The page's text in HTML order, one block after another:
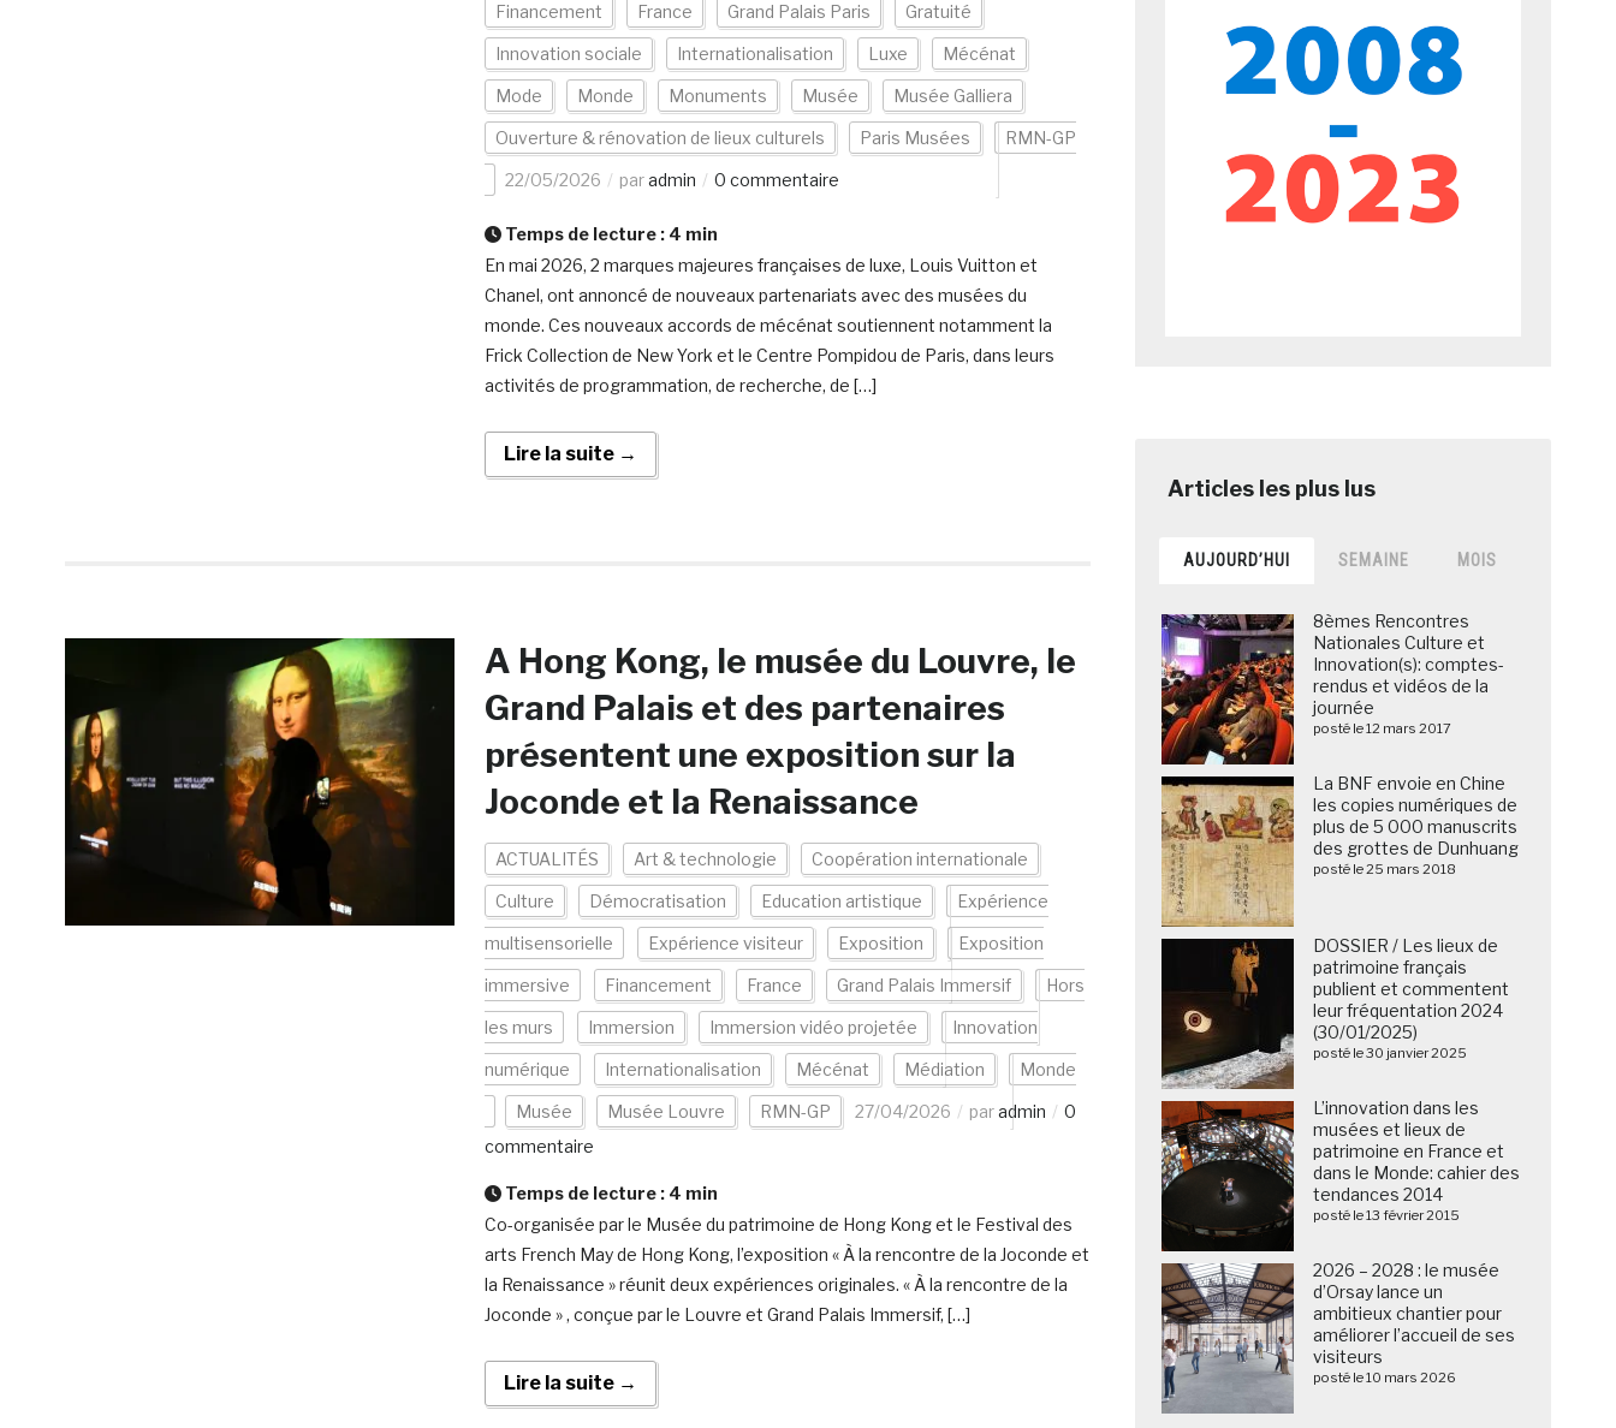
Financement France Grand Palais Paris Gratuité
Innovation sociale Internationalisation Luxe Mécénat
Mode Monde Monuments Musée Musée Galliera
Ouverture & rénovation de lieux culturels Paris Musées RMN-GP
22/05/2026 paradmin 0 commentaire
Temps de lecture : 4 min
En mai 2026, 2 marques majeures françaises de luxe, Louis Vuitton et
Chanel, ont annoncé de nouveaux partenariats avec des musées du
monde. Ces nouveaux accords de mécénat soutiennent notamment la
Frick Collection de New York et le Centre Pompidou de Paris, dans leurs
activités de programmation, de recherche, de […]
Lire la suite →
A Hong Kong, le musée du Louvre, le
Grand Palais et des partenaires
présentent une exposition sur la
Joconde et la Renaissance
ACTUALITÉS Art & technologie Coopération internationale
Culture Démocratisation Education artistique Expérience
multisensorielle Expérience visiteur Exposition Exposition
immersive Financement France Grand Palais Immersif Hors
les murs Immersion Immersion vidéo projetée Innovation
numérique Internationalisation Mécénat Médiation Monde
Musée Musée Louvre RMN-GP 27/04/2026 paradmin
0
commentaire
Temps de lecture : 4 min
Co-organisée par le Musée du patrimoine de Hong Kong et le Festival des
arts French May de Hong Kong, l’exposition « À la rencontre de la Joconde et
la Renaissance » réunit deux expériences originales. « À la rencontre de la
Joconde » , conçue par le Louvre et Grand Palais Immersif, […]
Lire la suite →
AUJOURD’HUI SEMAINE MOIS
8èmes Rencontres
Nationales Culture et
Innovation(s): comptes-
rendus et vidéos de la
journée
posté le 12 mars 2017
La BNF envoie en Chine
les copies numériques de
plus de 5 000 manuscrits
des grottes de Dunhuang
posté le 25 mars 2018
DOSSIER / Les lieux de
patrimoine français
publient et commentent
leur fréquentation 2024
(30/01/2025)
posté le 30 janvier 2025
L’innovation dans les
musées et lieux de
patrimoine en France et
dans le Monde: cahier des
tendances 2014
posté le 13 février 2015
2026 – 2028 : le musée
d’Orsay lance un
ambitieux chantier pour
améliorer l’accueil de ses
visiteurs
posté le 10 mars 2026